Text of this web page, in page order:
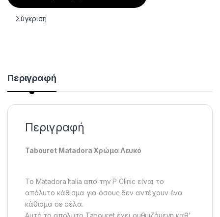
Σύγκριση
Περιγραφή
Περιγραφή
Tabouret Matadora Χρώμα Λευκό
Το Matadora Italia από την P Clinic είναι το
απόλυτο κάθισμα για όσους δεν αντέχουν ένα
κάθισμα σε σέλα.
Αυτό το απόλυτο Tabouret έχει ρυθμιζόμενη καθ’